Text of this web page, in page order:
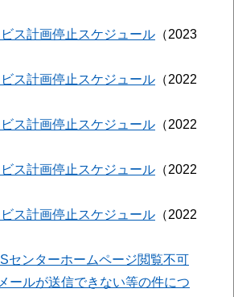
ス計画停止スケジュール
2023
ス計画停止スケジュール
2022
ス計画停止スケジュール
2022
ス計画停止スケジュール
2022
ス計画停止スケジュール
2022
センターホームページ閲覧不可
ールが送信できない等の件につ